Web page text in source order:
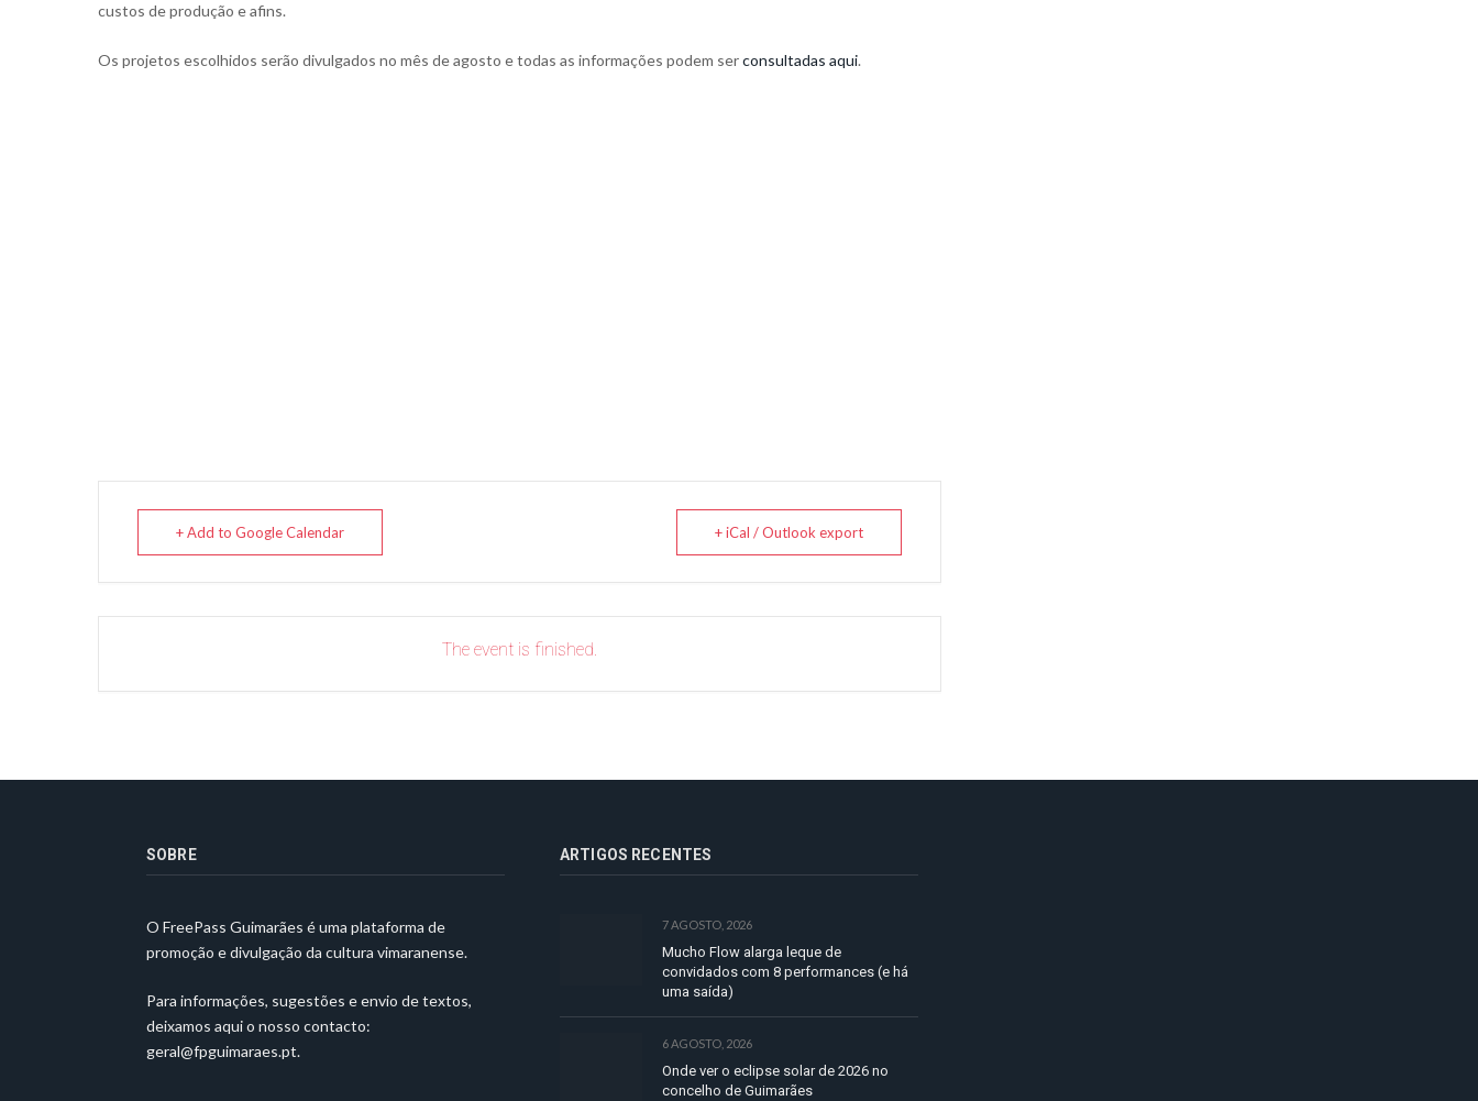
custos de produção e afins.
Os projetos escolhidos serão divulgados no mês de agosto e todas as informações podem serconsultadas aqui.
+ Add to Google Calendar + iCal / Outlook export
The event is finished.
SOBRE
O FreePass Guimarães é uma plataforma de
promoção e divulgação da cultura vimaranense.
Para informações, sugestões e envio de textos,
deixamos aqui o nosso contacto:
geral@fpguimaraes.pt.
ARTIGOS RECENTES
7 AGOSTO, 2026
Mucho Flow alarga leque de
convidados com 8 performances (e há
uma saída)
6 AGOSTO, 2026
Onde ver o eclipse solar de 2026 no
concelho de Guimarães